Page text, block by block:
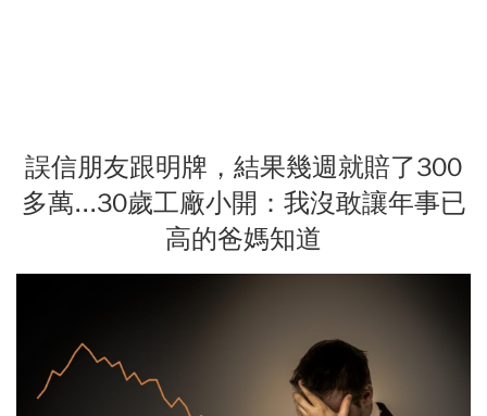
誤信朋友跟明牌，結果幾週就賠了300
多萬...30歲工廠小開：我沒敢讓年事已
高的爸媽知道